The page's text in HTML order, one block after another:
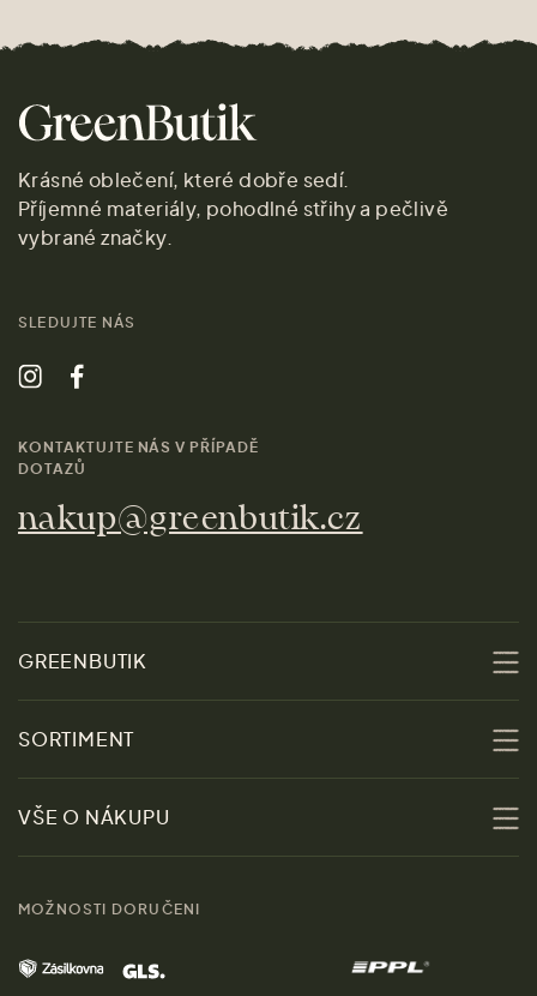
Krásné oblečení, které dobře sedí.
Příjemné materiály, pohodlné střihy a pečlivě
vybrané značky.
SLEDUJTE NÁS
KONTAKTUJTE NÁS V PŘÍPADĚ
DOTAZŮ
nakup@greenbutik.cz
GREENBUTIK
Udržitelnost
Obchody
Kontakt
SORTIMENT
Slevy
Ženy
Muži
Domov
VŠE O NÁKUPU
MOŽNOSTI DORUČENI